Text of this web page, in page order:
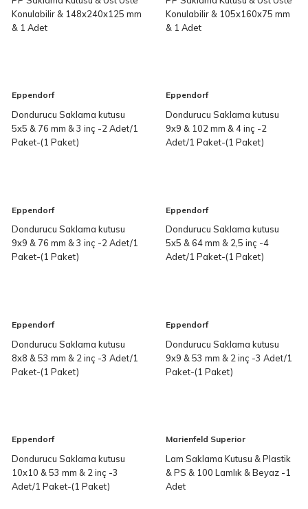
Konulabilir & 148x240x125 mm
& 1 Adet
Konulabilir & 105x160x75 mm
& 1 Adet
Eppendorf
Dondurucu Saklama kutusu
5x5 & 76 mm & 3 inç -2 Adet/1
Paket-(1 Paket)
Eppendorf
Dondurucu Saklama kutusu
9x9 & 102 mm & 4 inç -2
Adet/1 Paket-(1 Paket)
Eppendorf
Dondurucu Saklama kutusu
9x9 & 76 mm & 3 inç -2 Adet/1
Paket-(1 Paket)
Eppendorf
Dondurucu Saklama kutusu
5x5 & 64 mm & 2,5 inç -4
Adet/1 Paket-(1 Paket)
Eppendorf
Dondurucu Saklama kutusu
8x8 & 53 mm & 2 inç -3 Adet/1
Paket-(1 Paket)
Eppendorf
Dondurucu Saklama kutusu
9x9 & 53 mm & 2 inç -3 Adet/1
Paket-(1 Paket)
Eppendorf
Dondurucu Saklama kutusu
10x10 & 53 mm & 2 inç -3
Adet/1 Paket-(1 Paket)
Marienfeld Superior
Lam Saklama Kutusu & Plastik
& PS & 100 Lamlık & Beyaz -1
Adet